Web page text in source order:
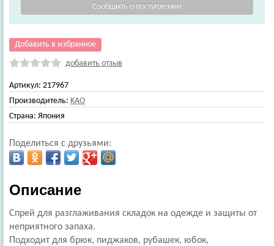
Добавить в избранное
добавить отзыв
Артикул: 217967
Производитель: KAO
Страна: Япония
Поделиться с друзьями:
Описание
Спрей для разглаживания складок на одежде и защиты от
неприятного запаха.
Подходит для брюк, пиджаков, рубашек, юбок,